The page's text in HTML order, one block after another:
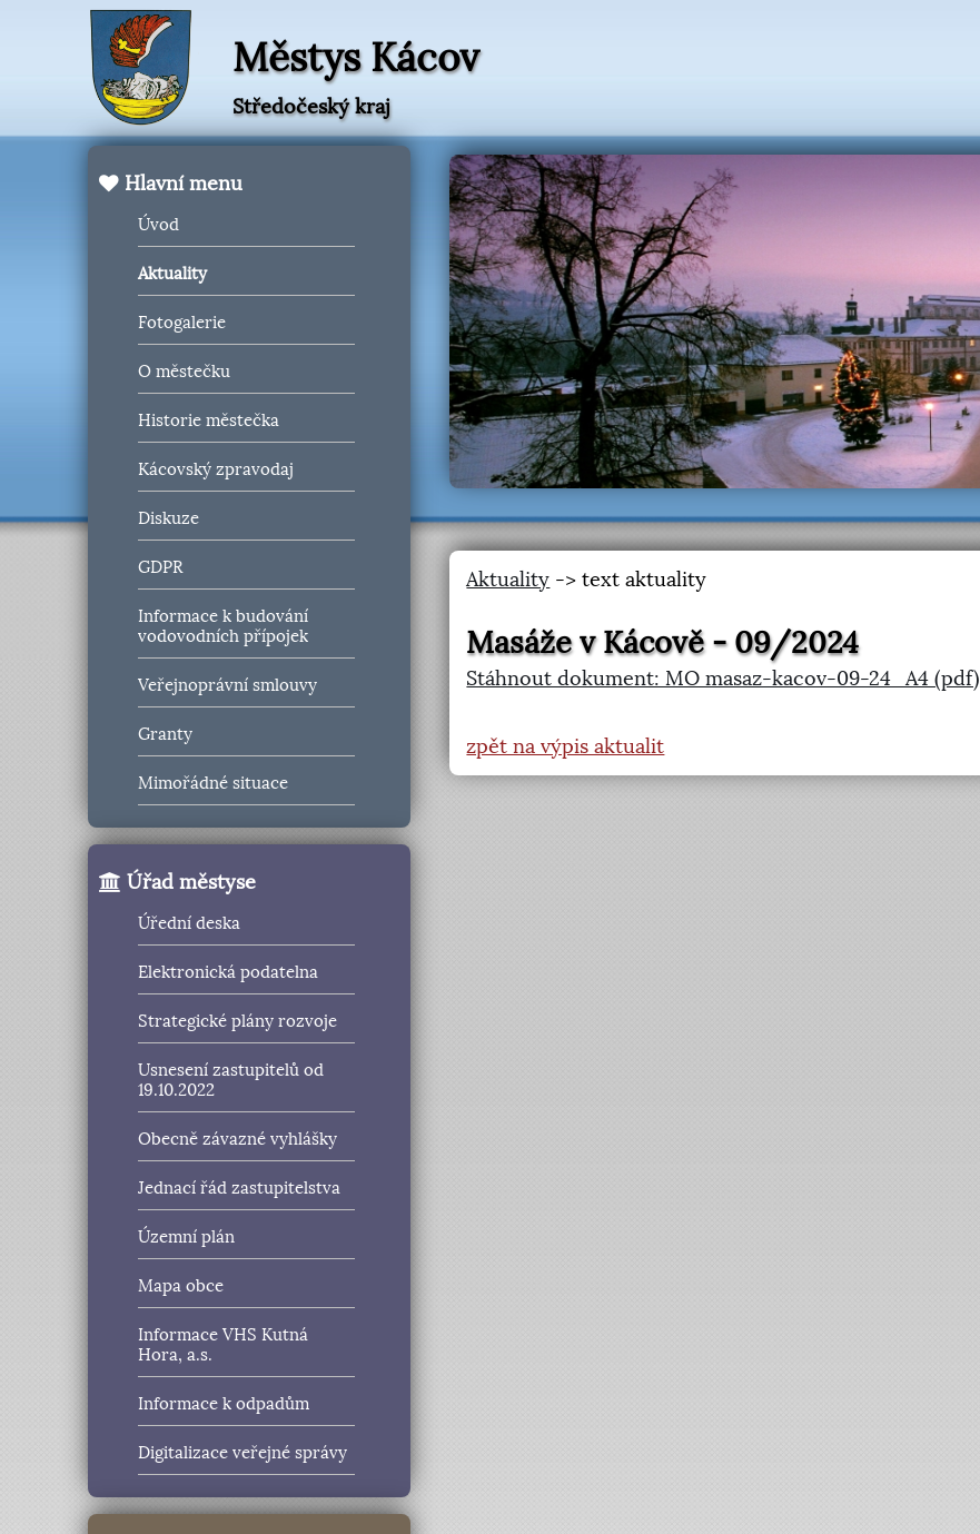
Městys Kácov
Středočeský kraj
Hlavní menu
Úvod
Aktuality
Fotogalerie
O městečku
Historie městečka
Kácovský zpravodaj
Diskuze
GDPR
Informace k budování
vodovodních přípojek
Veřejnoprávní smlouvy
Granty
Mimořádné situace
Úřad městyse
Úřední deska
Elektronická podatelna
Strategické plány rozvoje
Usnesení zastupitelů od
19.10.2022
Obecně závazné vyhlášky
Jednací řád zastupitelstva
Územní plán
Mapa obce
Informace VHS Kutná
Hora, a.s.
Informace k odpadům
Digitalizace veřejné správy
Aktuality -> text aktuality
Masáže v Kácově - 09/2024
Stáhnout dokument: MO masaz-kacov-09-24_A4 (pdf)
zpět na výpis aktualit